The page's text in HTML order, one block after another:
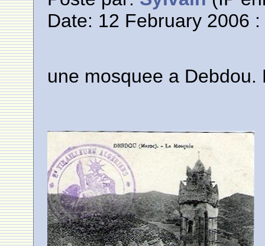
Date: 12 February 2006
une mosquee a